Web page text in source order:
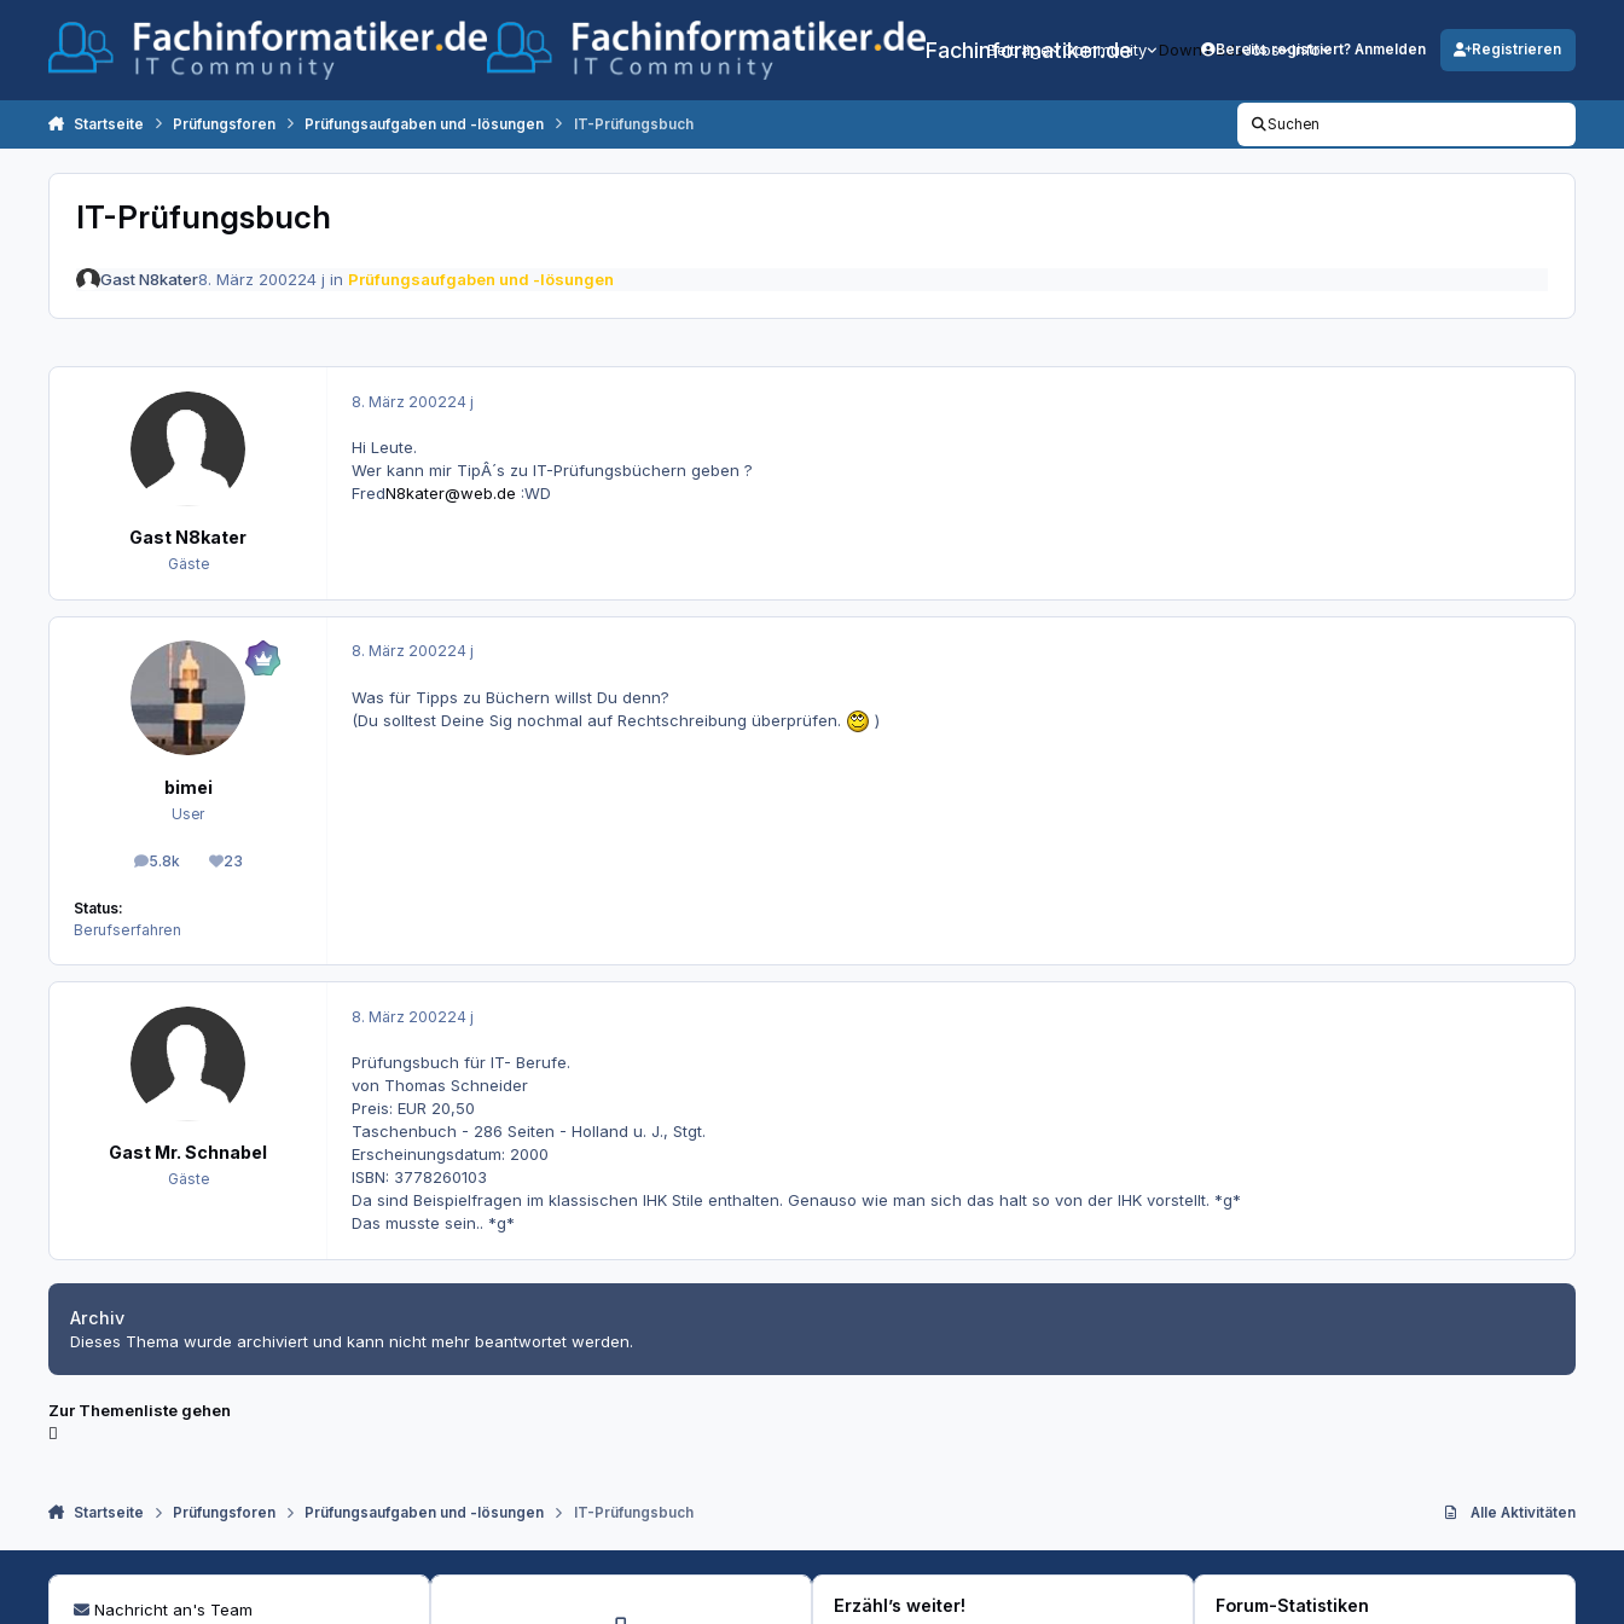
Fachinformatiker.de
Beiträge Community DownloadsJobs Info
Bereits registriert? Anmelden Registrieren
Startseite Prüfungsforen Prüfungsaufgaben und -lösungen IT-Prüfungsbuch Suchen
IT-Prüfungsbuch
Gast N8kater8. März 200224 j in Prüfungsaufgaben und -lösungen
Gast N8kater
Gäste
8. März 200224 j
Hi Leute.
Wer kann mir TipÂ´s zu IT-Prüfungsbüchern geben ?
FredN8kater@web.de :WD
bimei
User
5.8k
Beiträge 23
Reputation
Status:
Berufserfahren
8. März 200224 j
Was für Tipps zu Büchern willst Du denn?
(Du solltest Deine Sig nochmal auf Rechtschreibung überprüfen.
)
Gast Mr. Schnabel
Gäste
8. März 200224 j
Prüfungsbuch für IT- Berufe.
von Thomas Schneider
Preis: EUR 20,50
Taschenbuch - 286 Seiten - Holland u. J., Stgt.
Erscheinungsdatum: 2000
ISBN: 3778260103
Da sind Beispielfragen im klassischen IHK Stile enthalten. Genauso wie man sich das halt so von der IHK vorstellt. *g*
Das musste sein.. *g*
Archiv
Dieses Thema wurde archiviert und kann nicht mehr beantwortet werden.
Zur Themenliste gehen
Startseite Prüfungsforen Prüfungsaufgaben und -lösungen IT-Prüfungsbuch Alle Aktivitäten
Nachricht an's Team
Erzähl’s weiter! Forum-Statistiken